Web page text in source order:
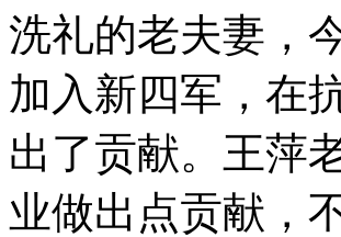
洗礼的老夫妻，
加入新四军，在
出了贡献。王萍
业做出点贡献，